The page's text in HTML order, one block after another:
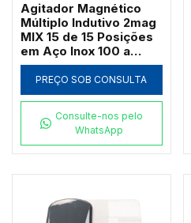
Agitador Magnético
Múltiplo Indutivo 2mag
MIX 15 de 15 Posições
em Aço Inox 100 a
2000 RPM (Até
3000ml por Ponto)
PREÇO SOB CONSULTA
Consulte-nos pelo
WhatsApp